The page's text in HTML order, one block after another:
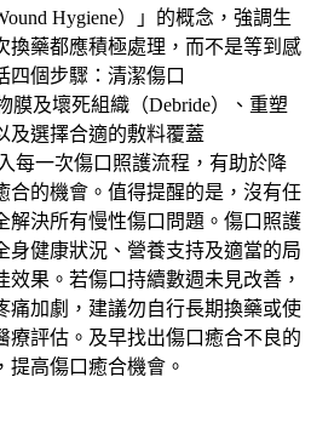
Hygiene）」的概念，強調生
換藥都應積極處理，而不是等到感
四個步驟：清潔傷口
膜及壞死組織（Debride）、重塑
及選擇合適的敷料覆蓋
每一次傷口照護流程，有助於降
合的機會。值得提醒的是，沒有任
解決所有慢性傷口問題。傷口照護
身健康狀況、營養支持及適當的局
果。若傷口持續數週未見改善，
痛加劇，建議勿自行長期換藥或使
療評估。及早找出傷口癒合不良的
提高傷口癒合機會。